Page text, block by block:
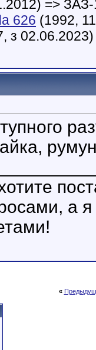
=>
626 (1992,
з 02.06.2023)
а
«